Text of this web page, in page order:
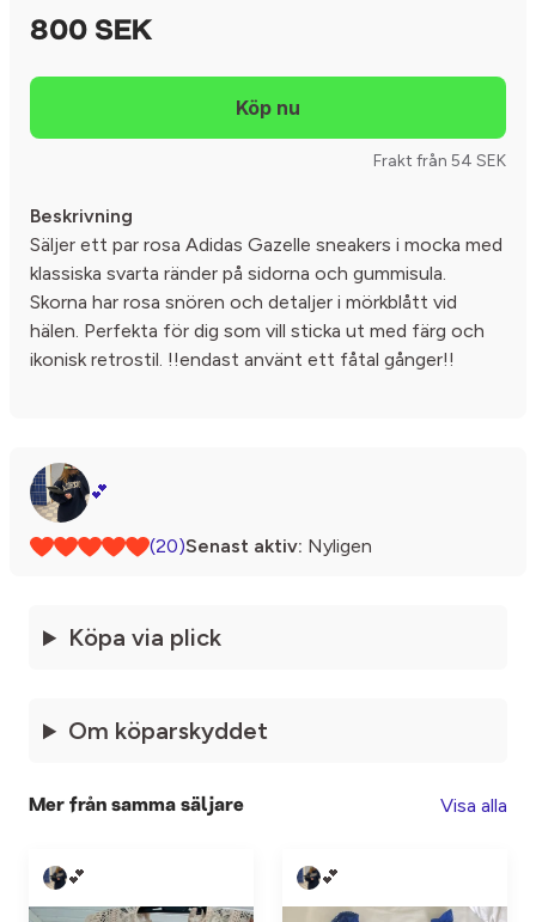
800 SEK
Frakt från 54 SEK
Beskrivning
Säljer ett par rosa Adidas Gazelle sneakers i mocka med
klassiska svarta ränder på sidorna och gummisula.
Skorna har rosa snören och detaljer i mörkblått vid
hälen. Perfekta för dig som vill sticka ut med färg och
ikonisk retrostil. !!endast använt ett fåtal gånger!!
💕
(20)Senast aktiv: Nyligen
Köpa via plick
Om köparskyddet
Mer från samma säljare Visa alla
💕 💕